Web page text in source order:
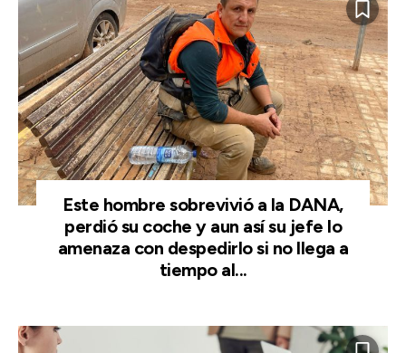
Este hombre sobrevivió a la DANA,
perdió su coche y aun así su jefe lo
amenaza con despedirlo si no llega a
tiempo al...